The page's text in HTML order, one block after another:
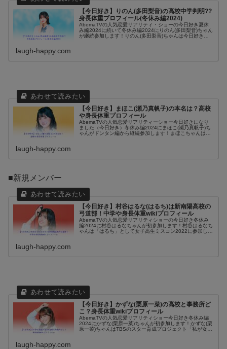
【今日好き】りのん(多田梨音)の高校中学判明??
身長体重プロフィール(冬休み編2024)
AbemaTVの人気恋愛リアリティ・ショーの今日好き夏休
み編2024に続いて冬休み編2024にりのん(多田梨音)ちゃん
が継続参加します！りのん(多田梨音)ちゃんは今日好き夏
laugh-happy.com
【今日好き】まほこ(瀬乃真帆子)の本名は？高校
や身長体重プロフィール
AbemaTVの人気恋愛リアリティーショー今日好きになり
ました（今日好き）冬休み編2024にまほこ(瀬乃真帆子)ち
ゃんがドンタン編から継続参加します！まほこちゃんは元
laugh-happy.com
■新規メンバー
【今日好き】村谷はるな(はるち)は新南陽高校の
弓道部！中学や身長体重wikiプロフィール
AbemaTVの人気恋愛リアリティショーの今日好き冬休み
編2024に村谷はるなちゃんが初参加します！村谷はるなち
ゃんは「はるち」として女子高生ミスコン2022に参加して
laugh-happy.com
【今日好き】かずな(栗原一菜)の高校と事務所ど
こ？身長体重wikiプロフィール
AbemaTVの人気恋愛リアリティショー今日好き冬休み編
2024にかずな(栗原一菜)ちゃんが初参加します！かずな(栗
原一菜)ちゃんはTBSのスター育成プロジェクト「私が女優
laugh-happy.com